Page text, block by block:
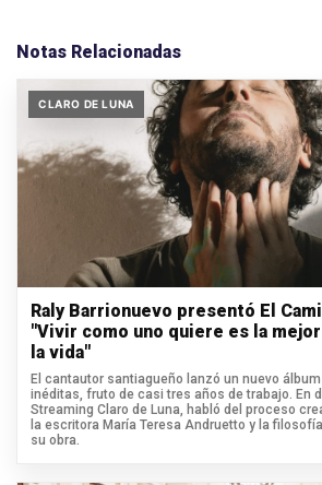
Notas Relacionadas
CLARO DE LUNA
Raly Barrionuevo presentó El
"Vivir como uno quiere es la
la vida"
El cantautor santiagueño lanzó un nuevo
inéditas, fruto de casi tres años de trabajo. En
Streaming Claro de Luna, habló del proceso
la escritora María Teresa Andruetto y la
su obra.